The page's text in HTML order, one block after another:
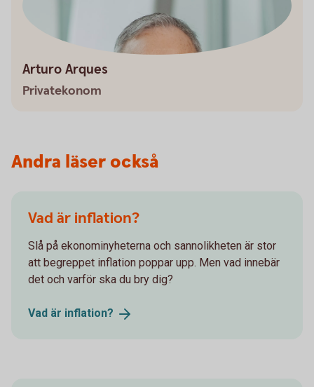
Arturo Arques
Privatekonom
Andra läser också
Vad är inflation?
Slå på ekonominyheterna och sannolikheten är stor
att begreppet inflation poppar upp. Men vad innebär
det och varför ska du bry dig?
Vad är inflation?